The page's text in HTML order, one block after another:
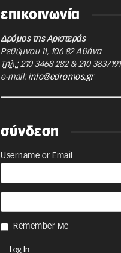
επικοινωνία
Δρόμος της Αριστεράς
Ρεθύμνου 11, 106 82 Αθήνα
Τηλ.: 210 3468 282& 210 3837191
e-mail: info@edromos.gr
σύνδεση
Username or Email
Remember Me